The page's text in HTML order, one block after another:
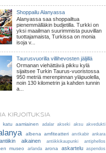
Shoppailu Alanyassa
Alanyassa saa shoppailtua
pienemmälläkin budjetilla. Turkki on
yksi maailman suurimmista puuvillan
tuottajamaista, Turkissa on monia
isoja v...
Taurusvuorilla villihevosten jäljillä
Ormanan viehättävä pikku kylä
sijaitsee Turkin Taurus-vuoristossa
950 metriä merenpinnan yläpuolella,
noin 130 kilometrin ja kahden tunnin
a...
KIRJOITUKSIA
katu aamiainen adalar akseki aksu akvedukti
albena amfiteatteri anıtkabir ankara
antiikin aikainen antiikkikaupunki antiphellos
museo arlanda arona askartelu aspendos